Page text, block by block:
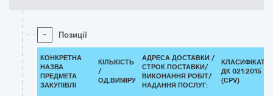
- Позиції
КОНКРЕТНА
НАЗВА
ПРЕДМЕТА
ЗАКУПІВЛІ
КІЛЬКІСТЬ
/
ОД.ВИМІРУ
АДРЕСА ДОСТАВКИ /
СТРОК ПОСТАВКИ/
ВИКОНАННЯ РОБІТ/
НАДАННЯ ПОСЛУГ:
ДК 021:2015
(CPV)